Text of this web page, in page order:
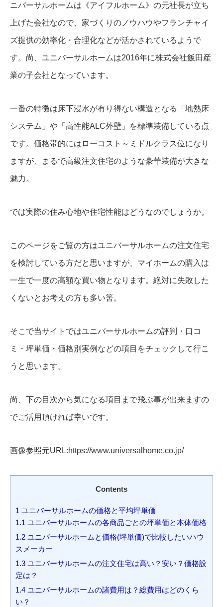
ニバーサルホームは《アイフルホーム》の元社長が立ち
上げた会社なので、家づくりのノウハウやフランチャイ
ズ提供の効率化・合理化などが活かされているようで
す。尚、ユニバーサルホームは2016年に株式会社飯田産
業の子会社となっています。
一番の特徴は床下浸水が有り得ない構造となる「地熱床
システム」や「高性能ALC外壁」を標準装備している点
です。価格帯的にはローコスト～ミドルクラス位になり
ますが、まるで高級注文住宅のような豪華装備が大きな
魅力。
では実際の住み心地や住宅性能はどうなのでしょうか。
このページをご覧の方はユニバーサルホームの注文住宅
を検討している方だと思いますが、マイホームの購入は
一生で一度の高額な買い物となります。絶対に失敗した
くないとお考えの方も多い筈。
そこで当サイトではユニバーサルホームの評判・口コ
ミ・坪単価・価格別実例などの項目をチェックして行こ
うと思います。
尚、下の目次から気になる項目まで飛ぶ事が出来ますの
でご活用頂ければ幸いです。
画像参照元URL:https://www.universalhome.co.jp/
Contents
1 ユニバーサルホームの価格と平均坪単価
1.1 ユニバーサルホームの各商品ごとの坪単価と本体価格
1.2 ユニバーサルホームと価格(坪単価)で比較したいハウ
スメーカー
1.3 ユニバーサルホームの注文住宅は高い？安い？価格設
定は？
1.4 ユニバーサルホームの諸費用は？総費用はどのくら
い？